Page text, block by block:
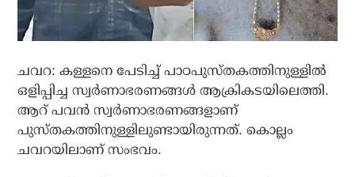
ചവറ: കള്ളനെ പേടിച്ച് പാഠപുസ്തകത്തിനുള്ളില്‍
ഒളിപ്പിച്ച സ്വര്‍ണാഭരണങ്ങള്‍ ആക്രികടയിലെത്തി.
ആറ് പവന്‍ സ്വര്‍ണാഭരണങ്ങളാണ്
പുസ്തകത്തിനുള്ളിലുണ്ടായിരുന്നത്. കൊല്ലം
ചവറയിലാണ് സംഭവം.